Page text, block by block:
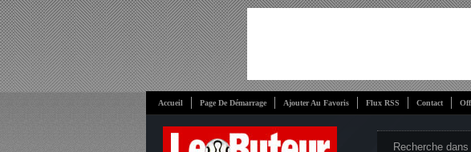
Accueil Page De Démarrage Ajouter Au Favoris Flux RSS Contact